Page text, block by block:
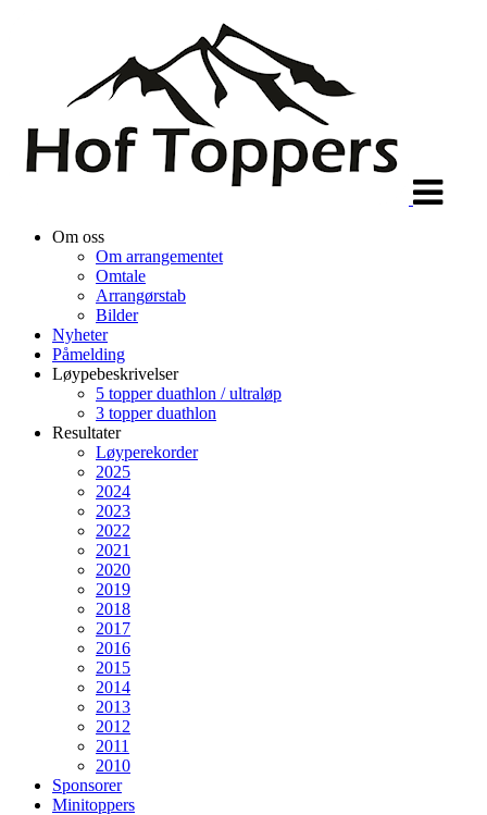
Om oss
Om arrangementet
Omtale
Arrangørstab
Bilder
Nyheter
Påmelding
Løypebeskrivelser
5 topper duathlon / ultraløp
3 topper duathlon
Resultater
Løyperekorder
2025
2024
2023
2022
2021
2020
2019
2018
2017
2016
2015
2014
2013
2012
2011
2010
Sponsorer
Minitoppers